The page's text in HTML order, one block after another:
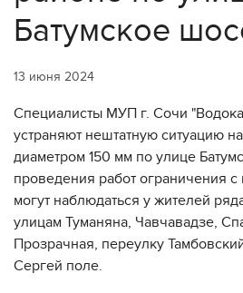
Батумское
13 июня 2024
Специалисты МУП г. Сочи
устраняют нештатную ситуацию
диаметром 150 мм по улице
проведения работ ограничения
могут наблюдаться у жителей
улицам Туманяна, Чавчавадзе,
Прозрачная, переулку
Сергей поле.